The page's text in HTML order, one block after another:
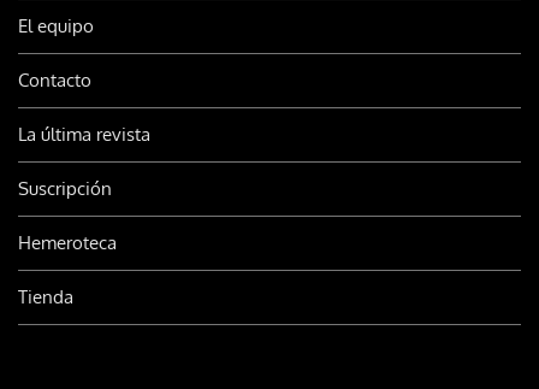
El equipo
Contacto
La última revista
Suscripción
Hemeroteca
Tienda